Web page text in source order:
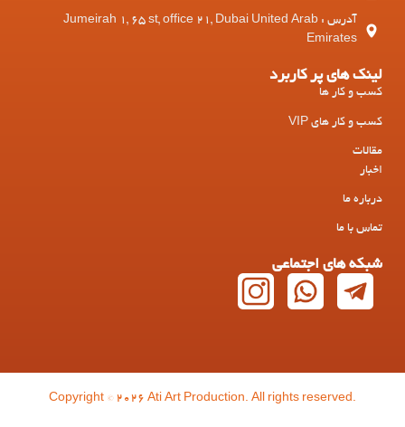
آدرس : Jumeirah 1, 65 st, office 21, Dubai United Arab
Emirates
لینک های پر کاربرد
کسب و کار ها
کسب و کار های VIP
مقالات
اخبار
درباره ما
تماس با ما
شبکه های اجتماعی
Copyright © 2026 Ati Art Production. All rights reserved.